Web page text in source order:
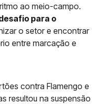
ao meio-campo.
para o
o setor e encontrar
entre marcação e
contra Flamengo e
resultou na suspensão